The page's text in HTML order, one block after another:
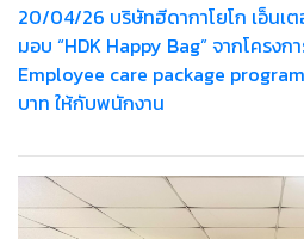
20/04/26 บริษัทฮีดากาโยโก เอ็นเ
มอบ “HDK Happy Bag” จากโครง
Employee care package
บาท ให้กับพนักงาน